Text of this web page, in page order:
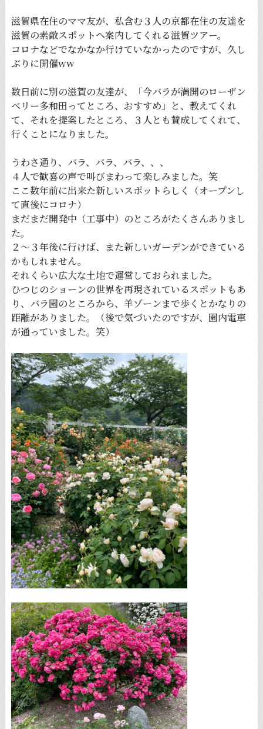
滋賀県在住のママ友が、私含む３人の京都在住の友達を
滋賀の素敵スポットへ案内してくれる滋賀ツアー。
コロナなどでなかなか行けていなかったのですが、久し
ぶりに開催ww
数日前に別の滋賀の友達が、「今バラが満開のローザン
ベリー多和田ってところ、おすすめ」と、教えてくれ
て、それを提案したところ、３人とも賛成してくれて、
行くことになりました。
うわさ通り、バラ、バラ、バラ、、、
４人で歓喜の声で叫びまわって楽しみました。笑
ここ数年前に出来た新しいスポットらしく（オープンし
て直後にコロナ）
まだまだ開発中（工事中）のところがたくさんありまし
た。
２〜３年後に行けば、また新しいガーデンができている
かもしれません。
それくらい広大な土地で運営しておられました。
ひつじのショーンの世界を再現されているスポットもあ
り、バラ園のところから、羊ゾーンまで歩くとかなりの
距離がありました。（後で気づいたのですが、園内電車
が通っていました。笑）